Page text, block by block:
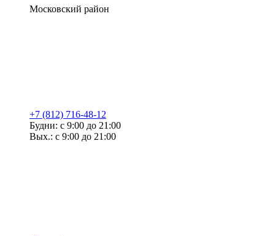
Московский район
+7 (812) 716-48-12
Будни: с 9:00 до 21:00
Вых.: с 9:00 до 21:00